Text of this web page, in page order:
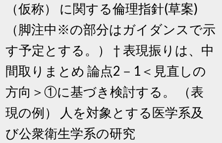
（仮称） に関する倫理指針(草案)
（脚注中※の部分はガイダンスで示
す予定とする。） † 表現振りは、中
間取りまとめ 論点2－1＜見直しの
方向＞①に基づき検討する。 （表
現の例） 人を対象とする医学系及
び公衆衛生学系の研究